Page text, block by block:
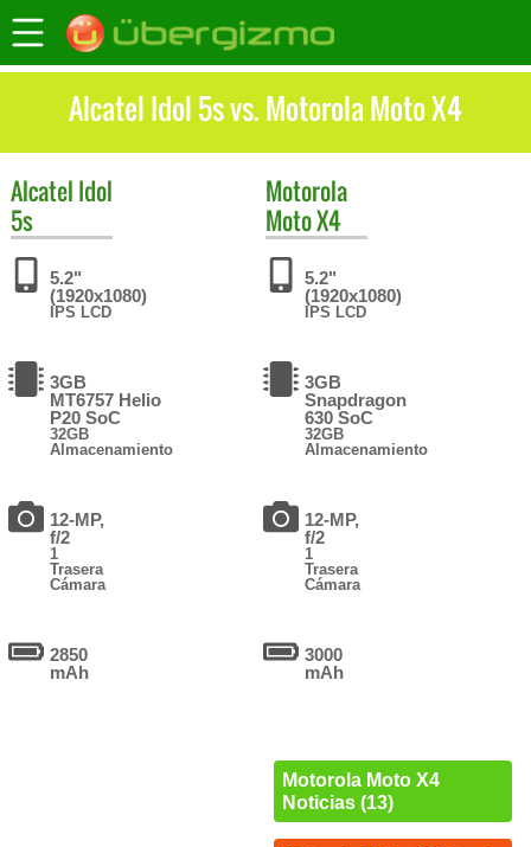
Alcatel Idol 5s vs. Motorola Moto X4
Alcatel Idol
5s
5.2"
(1920x1080)
IPS LCD
3GB
MT6757 Helio
P20 SoC
32GB
Almacenamiento
12-MP,
f/2
1
Trasera
Cámara
2850
mAh
Motorola
Moto X4
5.2"
(1920x1080)
IPS LCD
3GB
Snapdragon
630 SoC
32GB
Almacenamiento
12-MP,
f/2
1
Trasera
Cámara
3000
mAh
Motorola Moto X4
Noticias (13)